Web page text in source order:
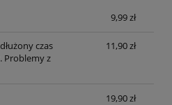
9,99 zł
czas
Problemy z
11,90 zł
19,90 zł